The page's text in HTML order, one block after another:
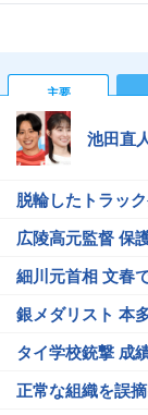
主要
池田直
脱輪したトラッ
広陵高元監督 保
細川元首相 文春
銀メダリスト 本
タイ学校銃撃 成
正常な組織を誤